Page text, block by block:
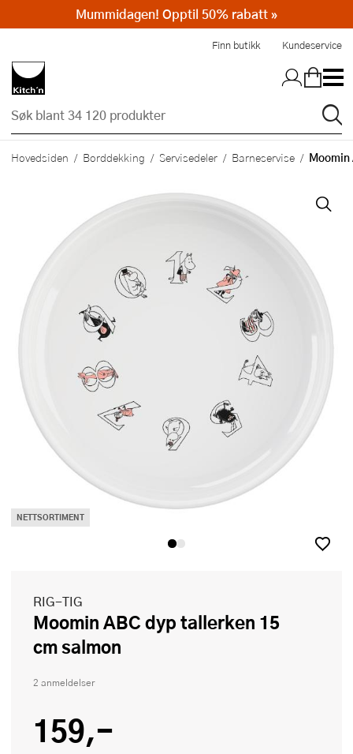
Finn butikk Kundeservice
Hovedsiden Borddekking Servisedeler Barneservise
NETTSORTIMENT
RIG-TIG
Moomin ABC dyp tallerken 15
cm salmon
2 anmeldelser
159,-
Mummidagen! Opptil 50% rabatt »